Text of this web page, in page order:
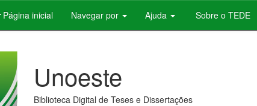
Página inicial Navegar por Ajuda Sobre o TEDE
Unoeste
Biblioteca Digital de Teses e Dissertações